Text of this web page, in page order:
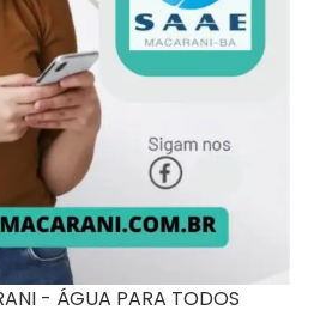
- ÁGUA PARA TODOS